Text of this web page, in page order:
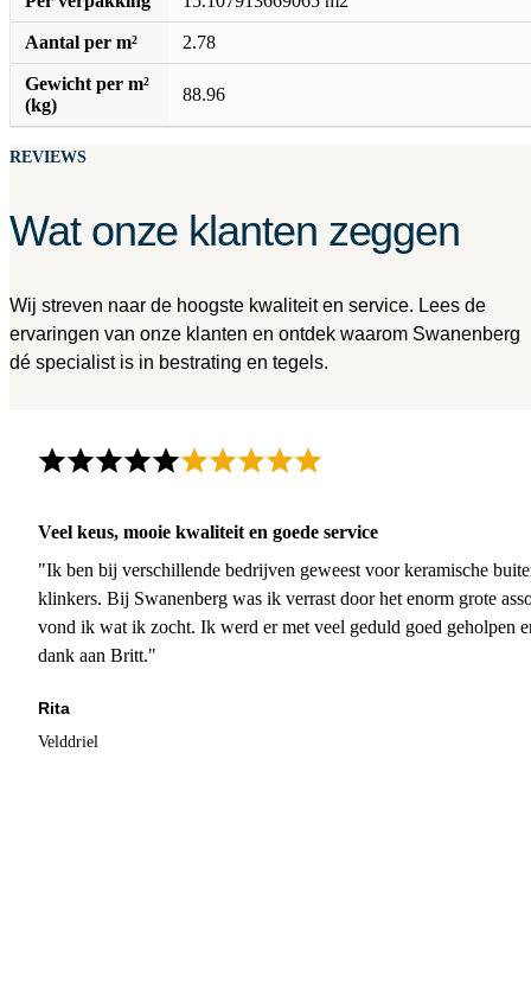
Aantal per m² 2.78
Gewicht per m²
(kg)
88.96
REVIEWS
Wat onze klanten zeggen
Wij streven naar de hoogste kwaliteit en service. Lees de
ervaringen van onze klanten en ontdek waarom Swanenberg
dé specialist is in bestrating en tegels.
Veel keus, mooie kwaliteit en goede service
"Ik ben bij verschillende bedrijven geweest voor keramische
klinkers. Bij Swanenberg was ik verrast door het enorm grote
vond ik wat ik zocht. Ik werd er met veel geduld goed geholpen
dank aan Britt."
Rita
Velddriel